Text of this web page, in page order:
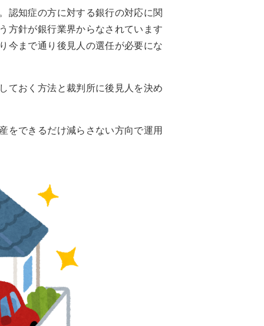
認知症の方に対する銀行の対応に関
方針が銀行業界からなされています
今まで通り後見人の選任が必要にな
ておく方法と裁判所に後見人を決め
をできるだけ減らさない方向で運用